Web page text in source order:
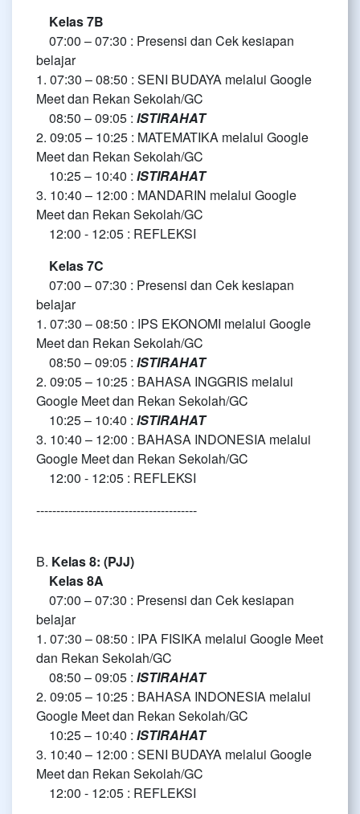
Kelas 7B
07:00 – 07:30 : Presensi dan Cek kesiapan
belajar
1. 07:30 – 08:50 : SENI BUDAYA melalui Google
Meet dan Rekan Sekolah/GC
08:50 – 09:05 : ISTIRAHAT
2. 09:05 – 10:25 : MATEMATIKA melalui Google
Meet dan Rekan Sekolah/GC
10:25 – 10:40 : ISTIRAHAT
3. 10:40 – 12:00 : MANDARIN melalui Google
Meet dan Rekan Sekolah/GC
12:00 - 12:05 : REFLEKSI
Kelas 7C
07:00 – 07:30 : Presensi dan Cek kesiapan
belajar
1. 07:30 – 08:50 : IPS EKONOMI melalui Google
Meet dan Rekan Sekolah/GC
08:50 – 09:05 : ISTIRAHAT
2. 09:05 – 10:25 : BAHASA INGGRIS melalui
Google Meet dan Rekan Sekolah/GC
10:25 – 10:40 : ISTIRAHAT
3. 10:40 – 12:00 : BAHASA INDONESIA melalui
Google Meet dan Rekan Sekolah/GC
12:00 - 12:05 : REFLEKSI
----------------------------------------
B. Kelas 8: (PJJ)
Kelas 8A
07:00 – 07:30 : Presensi dan Cek kesiapan
belajar
1. 07:30 – 08:50 : IPA FISIKA melalui Google Meet
dan Rekan Sekolah/GC
08:50 – 09:05 : ISTIRAHAT
2. 09:05 – 10:25 : BAHASA INDONESIA melalui
Google Meet dan Rekan Sekolah/GC
10:25 – 10:40 : ISTIRAHAT
3. 10:40 – 12:00 : SENI BUDAYA melalui Google
Meet dan Rekan Sekolah/GC
12:00 - 12:05 : REFLEKSI